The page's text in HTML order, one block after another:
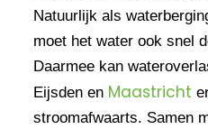
Natuurlijk als
moet het water ook snel
Daarmee kan
Eijsden en Maastricht
stroomafwaarts. Samen